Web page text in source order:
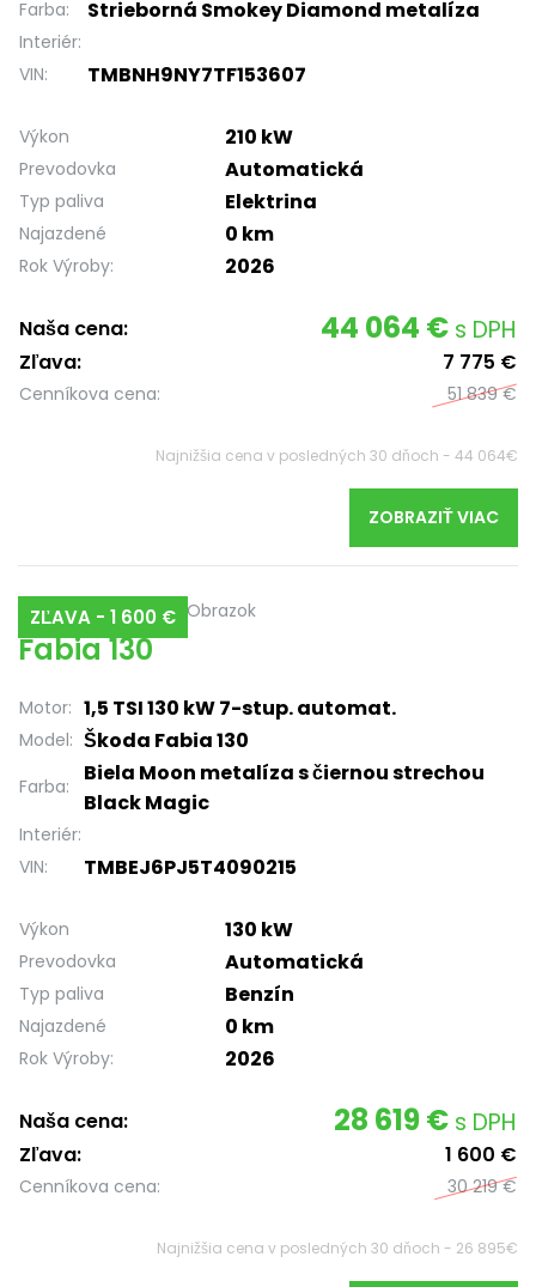
Farba: Strieborná Smokey Diamond metalíza
Interiér:
VIN:
TMBNH9NY7TF153607
Výkon 210 kW
Prevodovka Automatická
Typ paliva Elektrina
Najazdené 0 km
Rok Výroby: 2026
Naša cena: 44 064 € s DPH
Zľava: 7 775 €
Cenníkova cena: 51 839 €
Najnižšia cena v posledných 30 dňoch - 44 064€
ZOBRAZIŤ VIAC
ZĽAVA - 1 600 €
Fabia 130
Motor: 1,5 TSI 130 kW 7-stup. automat.
Model: Škoda Fabia 130
Farba:
Biela Moon metalíza s čiernou strechou
Black Magic
Interiér:
VIN:
TMBEJ6PJ5T4090215
Výkon 130 kW
Prevodovka Automatická
Typ paliva Benzín
Najazdené 0 km
Rok Výroby: 2026
Naša cena: 28 619 € s DPH
Zľava: 1 600 €
Cenníkova cena: 30 219 €
Najnižšia cena v posledných 30 dňoch - 26 895€